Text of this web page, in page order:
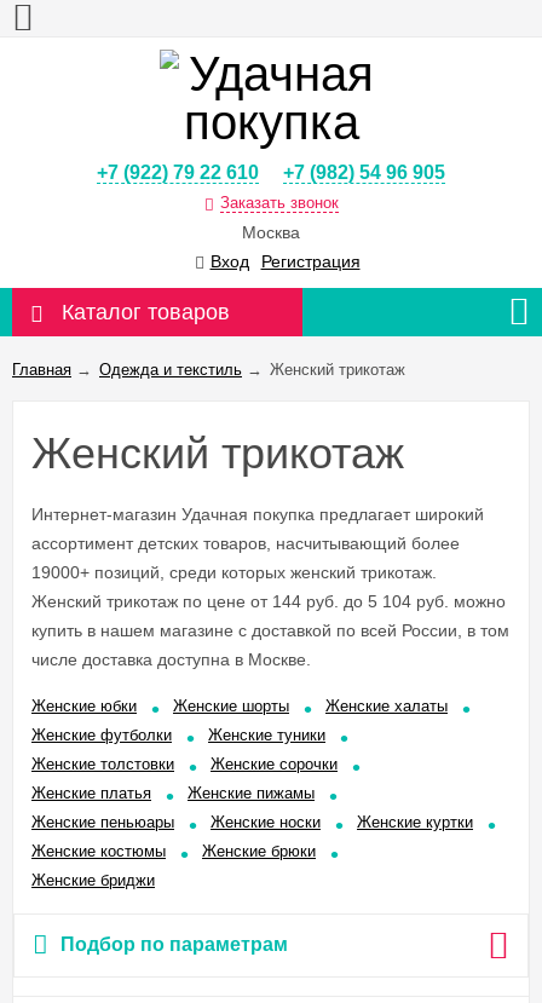
+7 (922) 79 22 610 +7 (982) 54 96 905
Заказать звонок
Москва
Вход
Регистрация
Каталог товаров
Главная → Одежда и текстиль → Женский трикотаж
Женский трикотаж
Интернет-магазин Удачная покупка предлагает широкий
ассортимент детских товаров, насчитывающий более
19000+ позиций, среди которых женский трикотаж.
Женский трикотаж по цене от 144 руб. до 5 104 руб. можно
купить в нашем магазине с доставкой по всей России, в том
числе доставка доступна в Москве.
Женские юбки Женские шорты
Женские халаты
Женские футболки
Женские туники
Женские толстовки
Женские сорочки
Женские платья
Женские пижамы
Женские пеньюары
Женские носки
Женские куртки
Женские костюмы
Женские брюки
Женские бриджи
Подбор по параметрам